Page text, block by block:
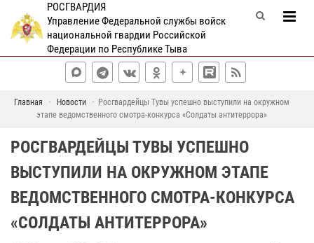
РОСГВАРДИЯ
Управление Федеральной службы войск
национальной гвардии Российской
Федерации по Республике Тыва
Главная Новости
Росгвардейцы Тувы успешно выступили на окружном
этапе ведомственного смотра-конкурса «Солдаты антитеррора»
РОСГВАРДЕЙЦЫ ТУВЫ УСПЕШНО
ВЫСТУПИЛИ НА ОКРУЖНОМ ЭТАПЕ
ВЕДОМСТВЕННОГО СМОТРА-КОНКУРСА
«СОЛДАТЫ АНТИТЕРРОРА»